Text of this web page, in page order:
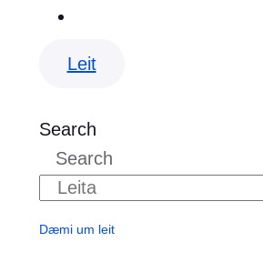
Leit
Search
Search
Dæmi um leit